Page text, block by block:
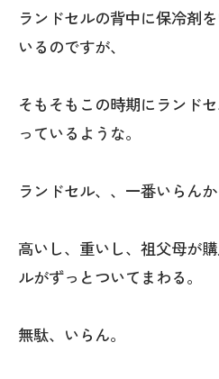
ランドセルの背中に保冷剤
いるのですが、
そもそもこの時期にランド
っているような。
ランドセル、、一番いらんか
高いし、重いし、祖父母が
ルがずっとついてまわる。
無駄、いらん。